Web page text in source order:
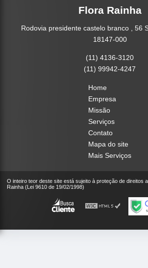
Flora Rainha
Rodovia presidente castelo branco , 56
18147-000
(11) 4136-3120
(11) 99942-4247
Home
Empresa
Missão
Serviços
Contato
Mapa do site
Mais Serviços
O inteiro teor deste site está sujeito à proteção de direitos
Rainha (Lei 9610 de 19/02/1998)